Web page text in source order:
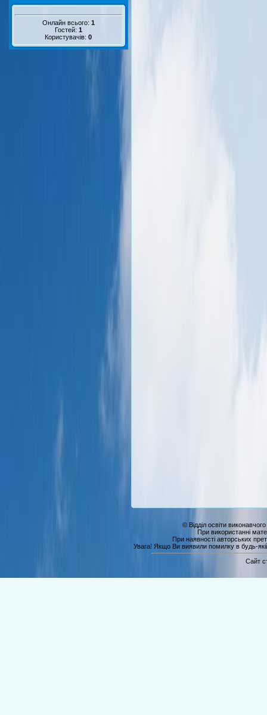
Онлайн всього: 1
Гостей: 1
Користувачів:0
© Відділ освіти
При використанні
При наявності авторських
Увага! Якщо Ви виявили помилку в будь-якій
Сайт